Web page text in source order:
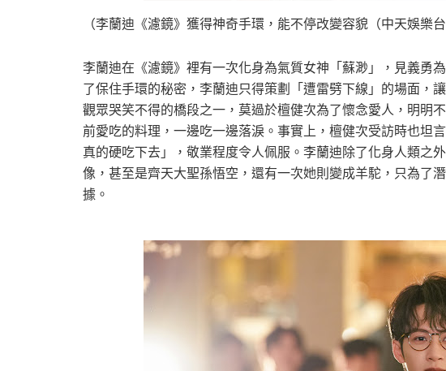
（李蘭迪《濾鏡》獲得神奇手環，能不停改變容貌（中天娛樂台
李蘭迪在《濾鏡》裡有一次化身為氣質女神「蘇渺」，見義勇
了保住手環的秘密，李蘭迪只得策劃「遭雷劈下線」的場面，
觀眾哭笑不得的橋段之一，莫過於檀健次為了懷念愛人，明明
前愛吃的料理，一邊吃一邊落淚。事實上，檀健次受訪時也坦
真的硬吃下去」，敬業程度令人佩服。李蘭迪除了化身人類之
像，甚至是齊天大聖孫悟空，還有一次她則變成羊駝，只為了
據。